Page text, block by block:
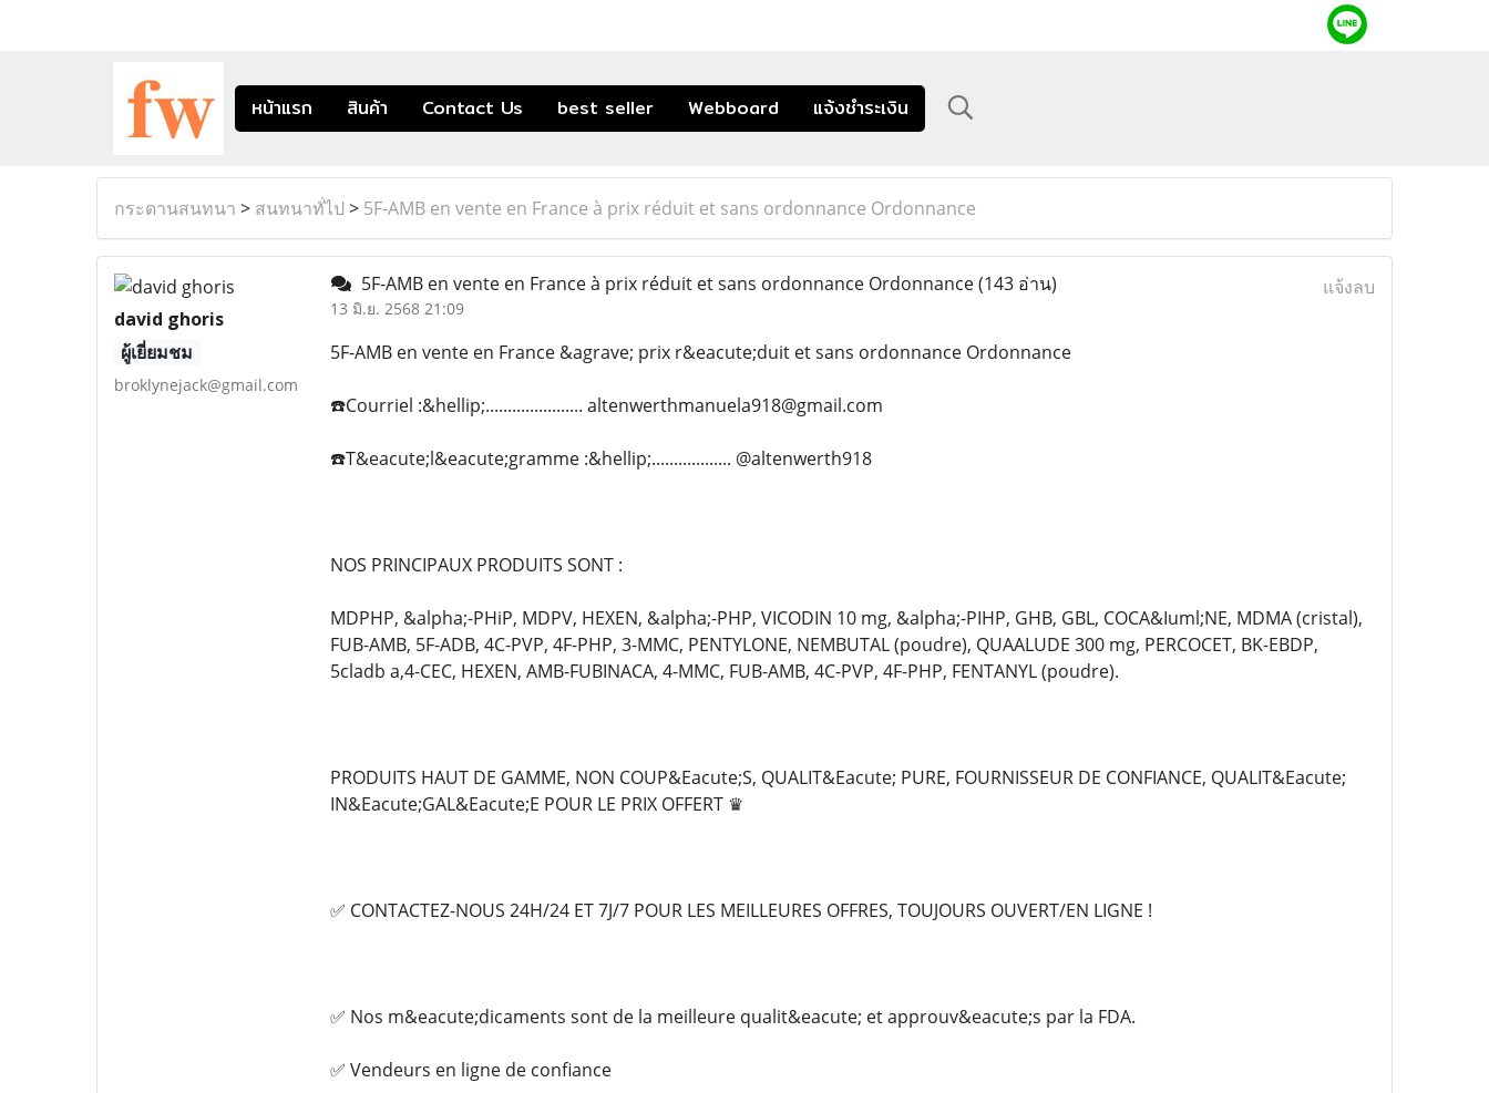
หน้าแรก สินค้า Contact Us best seller Webboard แจ้งชำระเงิน
กระดานสนทนา > สนทนาทั่ไป > 5F-AMB en vente en France à prix réduit et sans ordonnance Ordonnance
david ghoris
ผู้เยี่ยมชม
broklynejack@gmail.com
5F-AMB en vente en France à prix réduit et sans ordonnance Ordonnance(143 อ่าน)
13 มิ.ย. 2568 21:09
แจ้งลบ
5F-AMB en vente en France &agrave; prix r&eacute;duit et sans ordonnance Ordonnance
☎️Courriel :&hellip;...................... altenwerthmanuela918@gmail.com
☎️T&eacute;l&eacute;gramme :&hellip;.................. @altenwerth918
NOS PRINCIPAUX PRODUITS SONT :
MDPHP, &alpha;-PHiP, MDPV, HEXEN, &alpha;-PHP, VICODIN 10 mg, &alpha;-PIHP, GHB, GBL, COCA&Iuml;NE, MDMA (cristal),
FUB-AMB, 5F-ADB, 4C-PVP, 4F-PHP, 3-MMC, PENTYLONE, NEMBUTAL (poudre), QUAALUDE 300 mg, PERCOCET, BK-EBDP,
5cladb a,4-CEC, HEXEN, AMB-FUBINACA, 4-MMC, FUB-AMB, 4C-PVP, 4F-PHP, FENTANYL (poudre).
PRODUITS HAUT DE GAMME, NON COUP&Eacute;S, QUALIT&Eacute; PURE, FOURNISSEUR DE CONFIANCE, QUALIT&Eacute;
IN&Eacute;GAL&Eacute;E POUR LE PRIX OFFERT ♛
✅ CONTACTEZ-NOUS 24H/24 ET 7J/7 POUR LES MEILLEURES OFFRES, TOUJOURS OUVERT/EN LIGNE !
✅ Nos m&eacute;dicaments sont de la meilleure qualit&eacute; et approuv&eacute;s par la FDA.
✅ Vendeurs en ligne de confiance